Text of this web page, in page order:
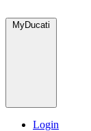
MyDucati
Login